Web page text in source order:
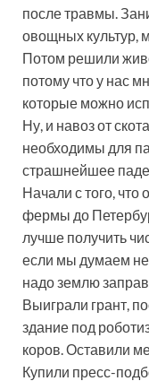
после травмы.
овощных культур,
Потом решили
потому что у нас
которые можно
Ну, и навоз от
необходимы для
страшнейшее
Начали с того,
фермы до
лучше получить
если мы думаем не
надо землю
Выиграли грант,
здание под
коров. Оставили
Купили пресс-